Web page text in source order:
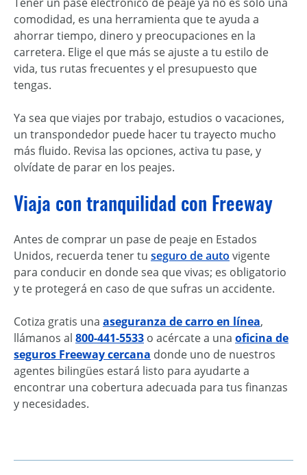
comodidad, es una herramienta que te ayuda a
ahorrar tiempo, dinero y preocupaciones en la
carretera. Elige el que más se ajuste a tu estilo de
vida, tus rutas frecuentes y el presupuesto que
tengas.
Ya sea que viajes por trabajo, estudios o vacaciones,
un transpondedor puede hacer tu trayecto mucho
más fluido. Revisa las opciones, activa tu pase, y
olvídate de parar en los peajes.
Viaja con tranquilidad con Freeway
Antes de comprar un pase de peaje en Estados
Unidos, recuerda tener tu seguro de auto vigente
para conducir en donde sea que vivas; es obligatorio
y te protegerá en caso de que sufras un accidente.
Cotiza gratis una aseguranza de carro en línea,
llámanos al 800-441-5533 o acércate a una oficina de
seguros Freeway cercana donde uno de nuestros
agentes bilingües estará listo para ayudarte a
encontrar una cobertura adecuada para tus finanzas
y necesidades.